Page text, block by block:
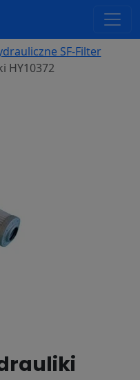
SF-Filter
HY10372